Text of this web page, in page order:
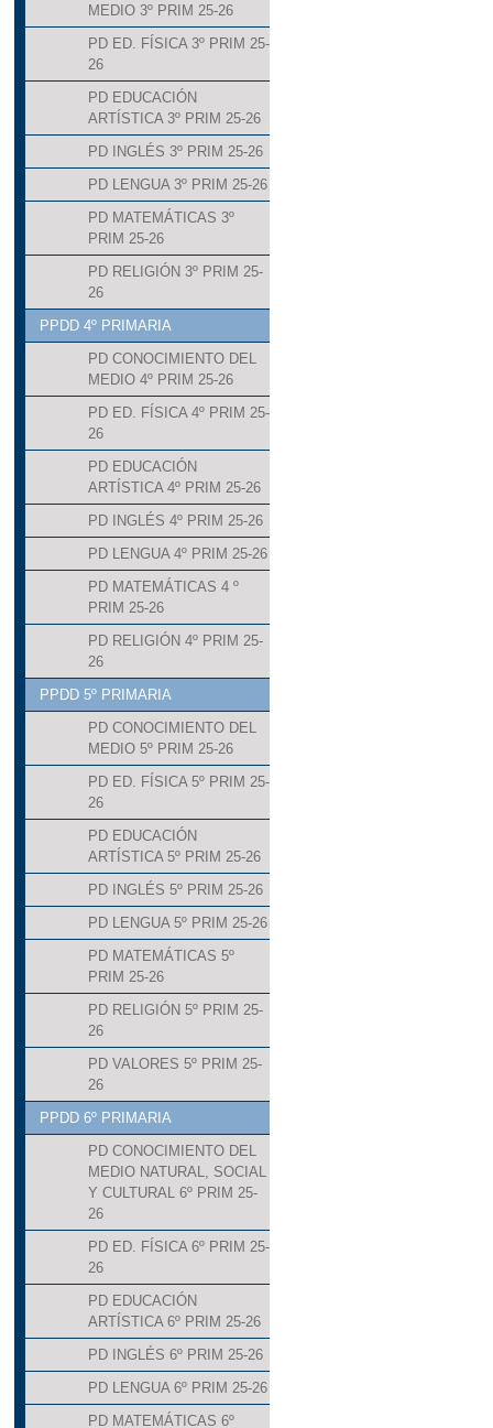
MEDIO 3º PRIM 25-26
PD ED. FÍSICA 3º PRIM 25-
26
PD EDUCACIÓN
ARTÍSTICA 3º PRIM 25-26
PD INGLÉS 3º PRIM 25-26
PD LENGUA 3º PRIM 25-26
PD MATEMÁTICAS 3º
PRIM 25-26
PD RELIGIÓN 3º PRIM 25-
26
PPDD 4º PRIMARIA
PD CONOCIMIENTO DEL
MEDIO 4º PRIM 25-26
PD ED. FÍSICA 4º PRIM 25-
26
PD EDUCACIÓN
ARTÍSTICA 4º PRIM 25-26
PD INGLÉS 4º PRIM 25-26
PD LENGUA 4º PRIM 25-26
PD MATEMÁTICAS 4 º
PRIM 25-26
PD RELIGIÓN 4º PRIM 25-
26
PPDD 5º PRIMARIA
PD CONOCIMIENTO DEL
MEDIO 5º PRIM 25-26
PD ED. FÍSICA 5º PRIM 25-
26
PD EDUCACIÓN
ARTÍSTICA 5º PRIM 25-26
PD INGLÉS 5º PRIM 25-26
PD LENGUA 5º PRIM 25-26
PD MATEMÁTICAS 5º
PRIM 25-26
PD RELIGIÓN 5º PRIM 25-
26
PD VALORES 5º PRIM 25-
26
PPDD 6º PRIMARIA
PD CONOCIMIENTO DEL
MEDIO NATURAL, SOCIAL
Y CULTURAL 6º PRIM 25-
26
PD ED. FÍSICA 6º PRIM 25-
26
PD EDUCACIÓN
ARTÍSTICA 6º PRIM 25-26
PD INGLÉS 6º PRIM 25-26
PD LENGUA 6º PRIM 25-26
PD MATEMÁTICAS 6º